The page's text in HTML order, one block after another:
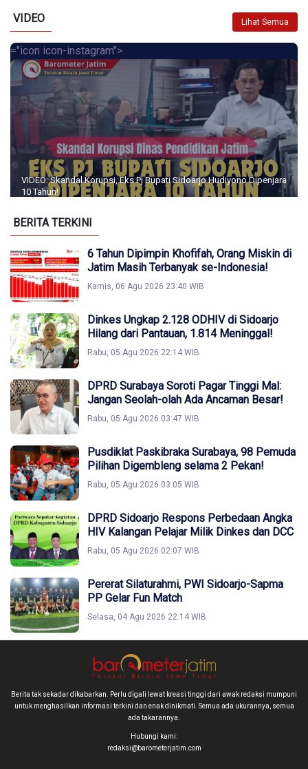
VIDEO Lihat Semua
="icon icon-instagram">
VIDEO: Skandal Korupsi, Eks Pj Bupati Sidoarjo Hudiyono Dipenjara
10 Tahun!
BERITA TERKINI
6 Tahun Dipimpin Khofifah, Orang Miskin di
Jatim Masih Terbanyak se-Indonesia!
Kamis, 06 Agu 2026 23:40 WIB
Dinkes Ungkap 2.128 ODHIV di Sidoarjo
Hilang dari Pantauan, 1.814 Meninggal!
Rabu, 05 Agu 2026 22:14 WIB
DPRD Surabaya Soroti Pagar Tinggi Mal:
Jangan Seolah-olah Ada Ancaman Besar!
Rabu, 05 Agu 2026 03:47 WIB
Pusdiklat Paskibraka Surabaya, 98 Pemuda
Pilihan Digembleng selama 2 Pekan!
Rabu, 05 Agu 2026 03:05 WIB
DPRD Sidoarjo Respons Perbedaan Angka
HIV Kalangan Pelajar Milik Dinkes dan DCC
Rabu, 05 Agu 2026 02:07 WIB
Pererat Silaturahmi, PWI Sidoarjo-Sapma
PP Gelar Fun Match
Selasa, 04 Agu 2026 22:14 WIB
Berita tak sekadar dikabarkan. Perlu digali lewat kreasi tinggi dari awak redaksi mumpuni
untuk menghasilkan informasi terkini dan enak dinikmati. Semua ada ukurannya, semua
ada takarannya.
Hubungi kami:
redaksi@barometerjatim.com